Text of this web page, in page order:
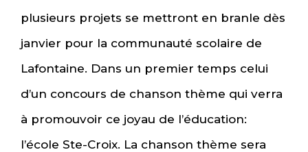
plusieurs projets se mettront en branle dès
janvier pour la communauté scolaire de
Lafontaine. Dans un premier temps celui
d’un concours de chanson thème qui verra
à promouvoir ce joyau de l’éducation:
l’école Ste-Croix. La chanson thème sera